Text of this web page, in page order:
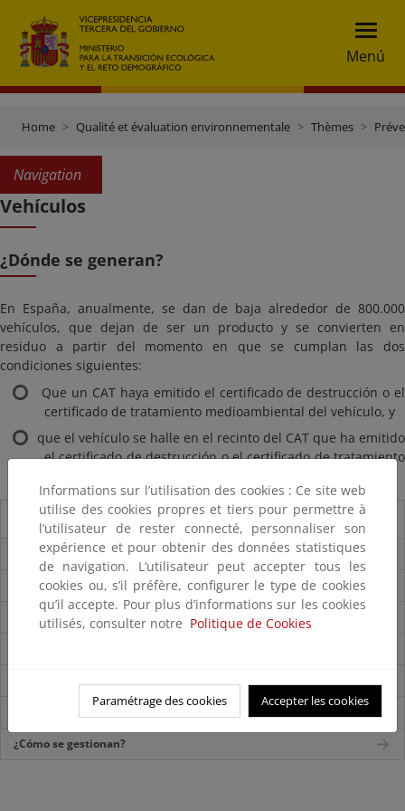
Menú
Home Qualité et évaluation environnementale Thèmes
Navigation
Vehículos
¿Dónde se generan?
En España, anualmente, se dan de baja alrededor de 800.000
vehículos, que dejan de ser un producto y se convierten en
residuo a partir del momento en que se cumplan las dos
condiciones siguientes:
Que un CAT haya emitido el certificado de destrucción o el
certificado de tratamiento medioambiental del vehículo, y
que el vehículo se halle en el recinto del CAT que ha emitido
el certificado de destrucción o el certificado de tratamiento
Vehículos
¿Qué son los vehículos al final de su vida útil (VFVU)?
¿Dónde se generan?
¿Qué objetivos se persiguen?
Derogación de la normativa anterior
¿Cómo se gestionan?
Informations sur l’utilisation des cookies : Ce site web
utilise des cookies propres et tiers pour permettre à
l’utilisateur de rester connecté, personnaliser son
expérience et pour obtenir des données statistiques
de navigation. L’utilisateur peut accepter tous les
cookies ou, s’il préfère, configurer le type de cookies
qu’il accepte. Pour plus d’informations sur les cookies
utilisés, consulter notre Politique de Cookies
Paramétrage des cookies Accepter les cookies